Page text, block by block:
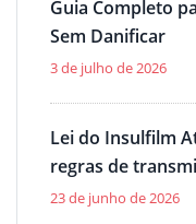
Guia Completo
Sem Danificar
3 de julho de 2026
Lei do Insulfilm
regras de
23 de junho de 2026